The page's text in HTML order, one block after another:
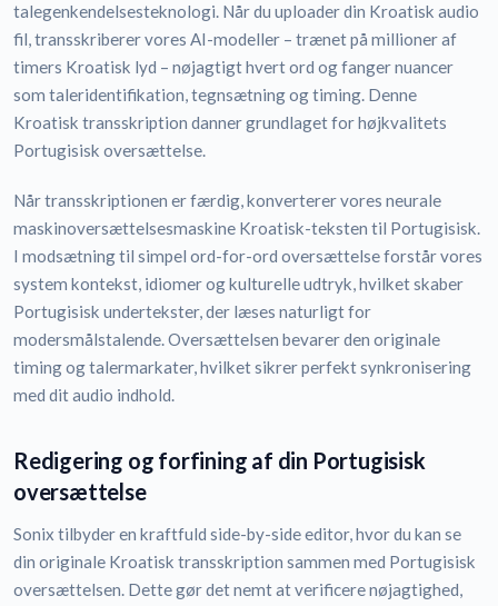
talegenkendelsesteknologi. Når du uploader din Kroatisk audio
fil, transskriberer vores AI-modeller – trænet på millioner af
timers Kroatisk lyd – nøjagtigt hvert ord og fanger nuancer
som taleridentifikation, tegnsætning og timing. Denne
Kroatisk transskription danner grundlaget for højkvalitets
Portugisisk oversættelse.
Når transskriptionen er færdig, konverterer vores neurale
maskinoversættelsesmaskine Kroatisk-teksten til Portugisisk.
I modsætning til simpel ord-for-ord oversættelse forstår vores
system kontekst, idiomer og kulturelle udtryk, hvilket skaber
Portugisisk undertekster, der læses naturligt for
modersmålstalende. Oversættelsen bevarer den originale
timing og talermarkater, hvilket sikrer perfekt synkronisering
med dit audio indhold.
Redigering og forfining af din Portugisisk
oversættelse
Sonix tilbyder en kraftfuld side-by-side editor, hvor du kan se
din originale Kroatisk transskription sammen med Portugisisk
oversættelsen. Dette gør det nemt at verificere nøjagtighed,